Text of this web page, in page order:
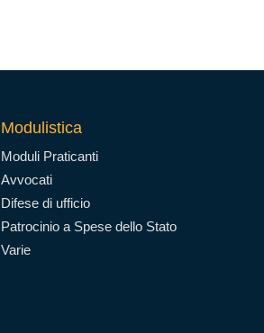
Modulistica
Moduli Praticanti
Avvocati
Difese di ufficio
Patrocinio a Spese dello Stato
Varie